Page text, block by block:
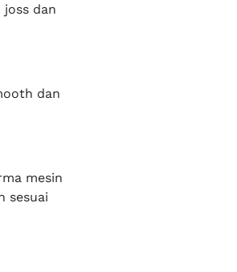
dan
dan
mesin
sesuai